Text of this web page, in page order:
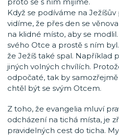
Když se podíváme na
vidíme, že přes den se
na klidné místo, aby se
svého Otce a prostě s ním
že Ježíš také spal. Například
jiných volných chvílích.
odpočaté, tak by
chtěl být se svým Otcem.
Z toho, že evangelia mluví
odcházení na tichá místa, je
pravidelných cest do ticha.